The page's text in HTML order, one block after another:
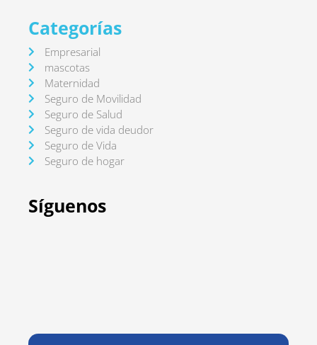
Categorías
Empresarial
mascotas
Maternidad
Seguro de Movilidad
Seguro de Salud
Seguro de vida deudor
Seguro de Vida
Seguro de hogar
Síguenos